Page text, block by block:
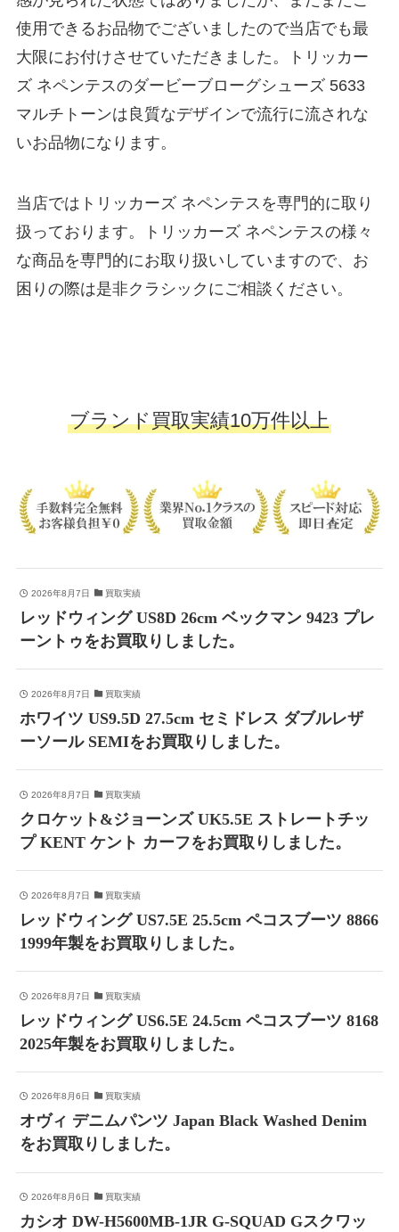
使用できるお品物でございましたので当店でも最
大限にお付けさせていただきました。トリッカー
ズ ネペンテスのダービーブローグシューズ 5633
マルチトーンは良質なデザインで流行に流されな
いお品物になります。
当店ではトリッカーズ ネペンテスを専門的に取り
扱っております。トリッカーズ ネペンテスの様々
な商品を専門的にお取り扱いしていますので、お
困りの際は是非クラシックにご相談ください。
ブランド買取実績10万件以上
2026年8月7日 買取実績
レッドウィング US8D 26cm ベックマン 9423 プレ
ーントゥをお買取りしました。
2026年8月7日 買取実績
ホワイツ US9.5D 27.5cm セミドレス ダブルレザ
ーソール SEMIをお買取りしました。
2026年8月7日 買取実績
クロケット&ジョーンズ UK5.5E ストレートチッ
プ KENT ケント カーフをお買取りしました。
2026年8月7日 買取実績
レッドウィング US7.5E 25.5cm ペコスブーツ 8866
1999年製をお買取りしました。
2026年8月7日 買取実績
レッドウィング US6.5E 24.5cm ペコスブーツ 8168
2025年製をお買取りしました。
2026年8月6日 買取実績
オヴィ デニムパンツ Japan Black Washed Denim
をお買取りしました。
2026年8月6日 買取実績
カシオ DW-H5600MB-1JR G-SQUAD Gスクワッ